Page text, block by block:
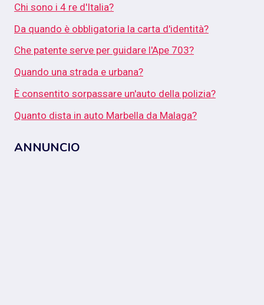
Chi sono i 4 re d'Italia?
Da quando è obbligatoria la carta d'identità?
Che patente serve per guidare l'Ape 703?
Quando una strada e urbana?
È consentito sorpassare un'auto della polizia?
Quanto dista in auto Marbella da Malaga?
ANNUNCIO